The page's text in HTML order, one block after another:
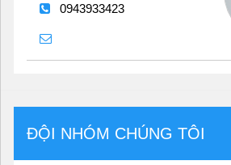
0943933423
ĐỘI NHÓM CHÚNG TÔI